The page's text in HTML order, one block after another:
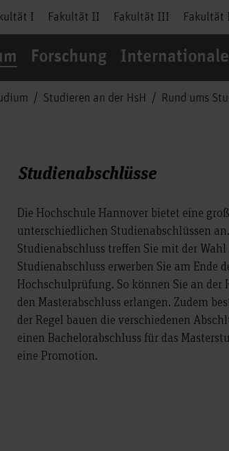
I Fakultät II Fakultät III Fakultät
Forschung
Studieren an der HsH Rund ums
Studienabschlüsse
Die Hochschule Hannover bietet eine
unterschiedlichen Studienabschlüssen
Studienabschluss treffen Sie mit der
Studienabschluss erwerben Sie am Ende
Hochschulprüfung. So können Sie an
den Masterabschluss erlangen. Zudem
der Regel bauen die verschiedenen
einen Bachelorabschluss für das
eine Promotion.